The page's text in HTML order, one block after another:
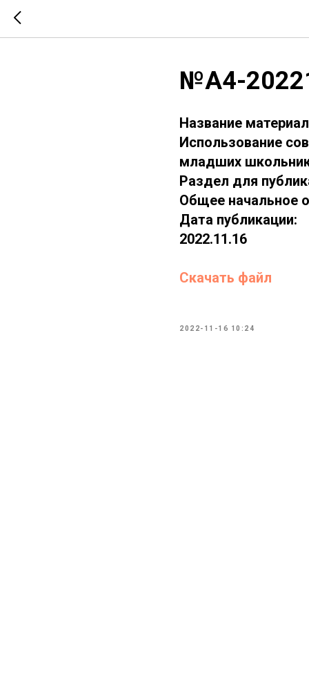
№А4-
Название
Использование
младших
Раздел для
Общее начальное
Дата публикации:
2022.11.16
Скачать файл
2022-11-16 10:24